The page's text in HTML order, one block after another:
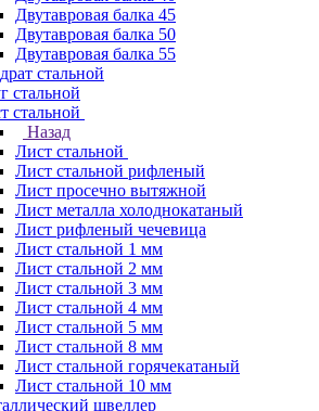
Двутавровая балка 45
Двутавровая балка 50
Двутавровая балка 55
стальной
стальной
стальной
Назад
Лист стальной
Лист стальной рифленый
Лист просечно вытяжной
Лист металла холоднокатаный
Лист рифленый чечевица
Лист стальной 1 мм
Лист стальной 2 мм
Лист стальной 3 мм
Лист стальной 4 мм
Лист стальной 5 мм
Лист стальной 8 мм
Лист стальной горячекатаный
Лист стальной 10 мм
швеллер